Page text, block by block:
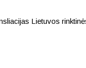
Lietuvos